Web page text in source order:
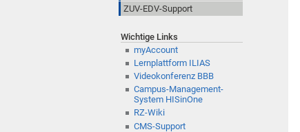
ZUV-EDV-Support
Wichtige Links
myAccount
Lernplattform ILIAS
Videokonferenz BBB
Campus-Management-
System HISinOne
RZ-Wiki
CMS-Support